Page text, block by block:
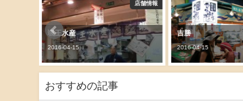
店舗情報
颯王水産
2016-04-15
吉勝
2016-04-15
おすすめの記事